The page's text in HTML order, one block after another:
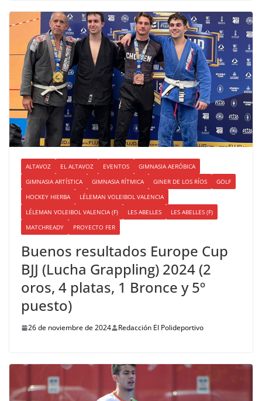
ALTAVOZ EL ALTAVOZ EVENTOS
GIMNASIA AERÓBICA
GIMNASIA ARTÍSTICA
GIMNASIA RÍTMICA GINER DE LOS RÍOS
GOLF
HOCKEY HIERBA
LÉLEMAN VOLEIBOL VALENCIA
LÉLEMAN VOLEIBOL VALENCIA (F)
LES ABELLES
LES ABELLES (F)
MATCHREADY
PROYECTO FER
Buenos resultados Europe Cup
BJJ (Lucha Grappling) 2024 (2
oros, 4 platas, 1 Bronce y 5º
puesto)
26 de noviembre de 2024 Redacción El Polideportivo